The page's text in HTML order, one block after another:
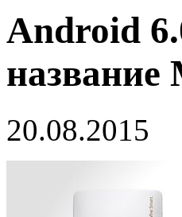
Android
название
20.08.2015